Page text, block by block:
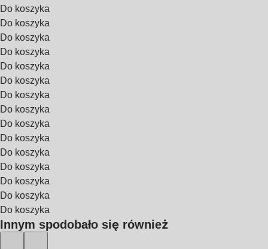
Do koszyka
Do koszyka
Do koszyka
Do koszyka
Do koszyka
Do koszyka
Do koszyka
Do koszyka
Do koszyka
Do koszyka
Do koszyka
Do koszyka
Do koszyka
Do koszyka
Do koszyka
Innym spodobało się również